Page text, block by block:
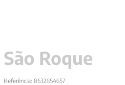
São Roque
Referência: 8532654657
4º jung
5 byung chul han